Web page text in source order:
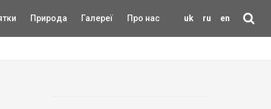
uk ru en
Природа Галереї Про нас